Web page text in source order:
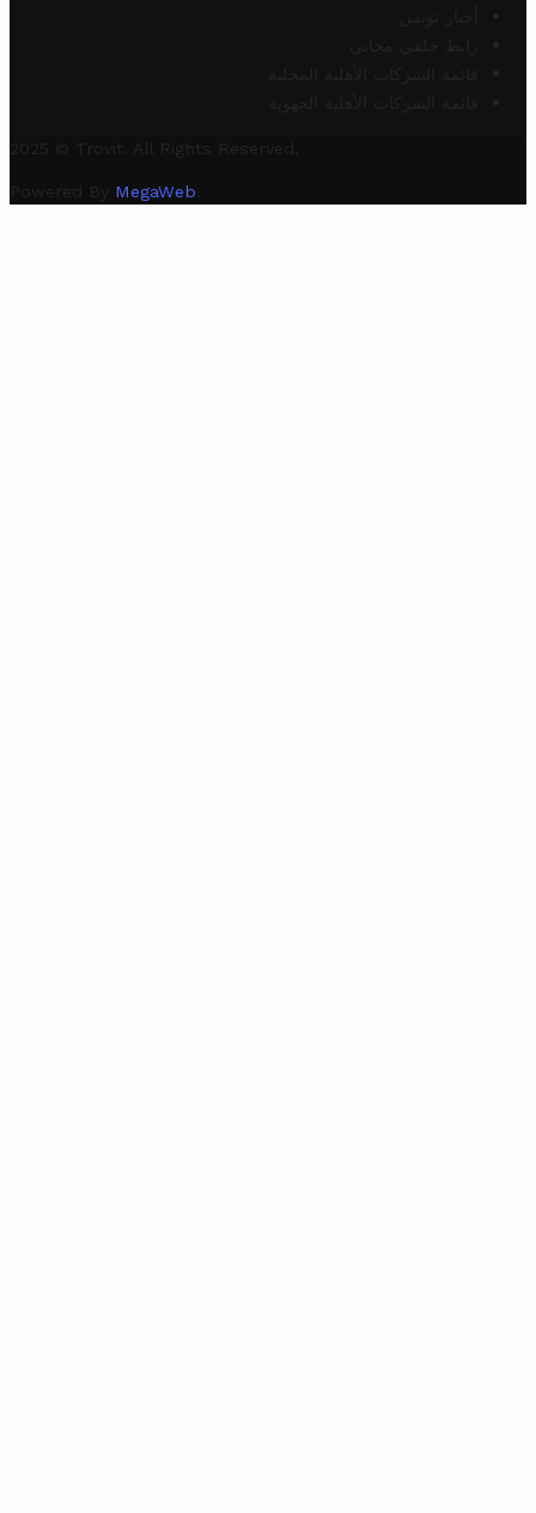
أخبار تونس
رابط خلفي مجاني
قائمة الشركات الأهلية المحلية
قائمة الشركات الأهلية الجهوية
2025 © Trovit. All Rights Reserved.
Powered By MegaWeb